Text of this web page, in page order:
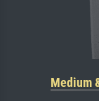
Medium